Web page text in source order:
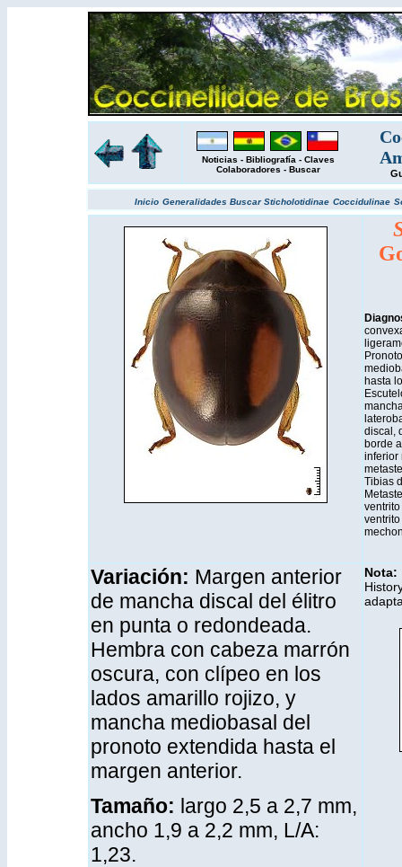
Noticias - Bibliografía - Claves
Colaboradores - Buscar
Inicio Generalidades BuscarSticholotidinae Coccidulinae
hasta
discal,
borde
inferior
Tibias
Variación: Margen anterior
de mancha discal del élitro
en punta o redondeada.
Hembra con cabeza marrón
oscura, con clípeo en los
lados amarillo rojizo, y
mancha mediobasal del
pronoto extendida hasta el
margen anterior.
Tamaño: largo 2,5 a 2,7 mm,
ancho 1,9 a 2,2 mm, L/A:
1,23.
Nota: